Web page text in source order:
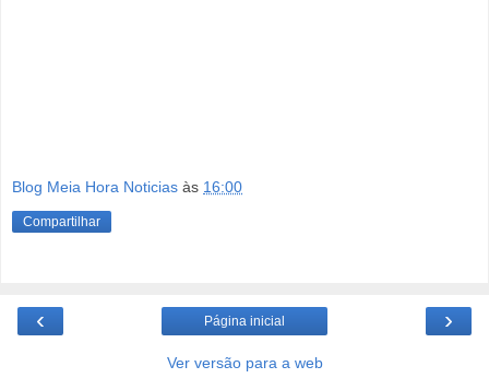
Blog Meia Hora Noticias às 16:00
Compartilhar
‹ ›
Página inicial
Ver versão para a web